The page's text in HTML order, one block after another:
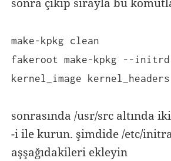
make-kpkg clean
fakeroot make-kpkg --
kernel_image kernel_headers
sonrasında /usr/src altında
-i ile kurun. şimdide /etc/
aşşağıdakileri ekleyin